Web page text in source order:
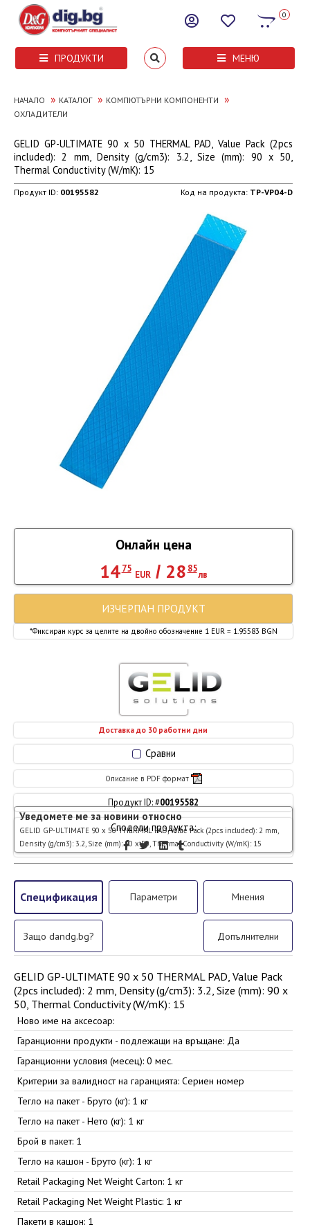
0
ПРОДУКТИ МЕНЮ
НАЧАЛО » КАТАЛОГ » КОМПЮТЪРНИ КОМПОНЕНТИ »
ОХЛАДИТЕЛИ
GELID GP-ULTIMATE 90 x 50 THERMAL PAD, Value Pack (2pcs
included): 2 mm, Density (g/cm3): 3.2, Size (mm): 90 x 50,
Thermal Conductivity (W/mK): 15
Продукт ID: 00195582 Код на продукта: TP-VP04-D
Сравни
Описание в PDF формат
Продукт ID: #00195582
Сподели продукта:
Доставка до 30 работни дни
Онлайн цена
14 75
EUR/ 28 85
лв
*Фиксиран курс за целите на двойно обозначение 1 EUR = 1.95583 BGN
ИЗЧЕРПАН ПРОДУКТ
Уведомете ме за новини относно
GELID GP-ULTIMATE 90 x 50 THERMAL PAD, Value Pack (2pcs included): 2 mm,
Density (g/cm3): 3.2, Size (mm): 90 x 50, Thermal Conductivity (W/mK): 15
Спецификация Параметри Мнения
Защо dandg.bg? Допълнителни
GELID GP-ULTIMATE 90 x 50 THERMAL PAD, Value Pack
(2pcs included): 2 mm, Density (g/cm3): 3.2, Size (mm): 90 x
50, Thermal Conductivity (W/mK): 15
Ново име на аксесоар:
Гаранционни продукти - подлежащи на връщане: Да
Гаранционни условия (месец): 0 мес.
Критерии за валидност на гаранцията: Сериен номер
Тегло на пакет - Бруто (кг): 1 кг
Тегло на пакет - Нето (кг): 1 кг
Брой в пакет: 1
Тегло на кашон - Бруто (кг): 1 кг
Retail Packaging Net Weight Carton: 1 кг
Retail Packaging Net Weight Plastic: 1 кг
Пакети в кашон: 1